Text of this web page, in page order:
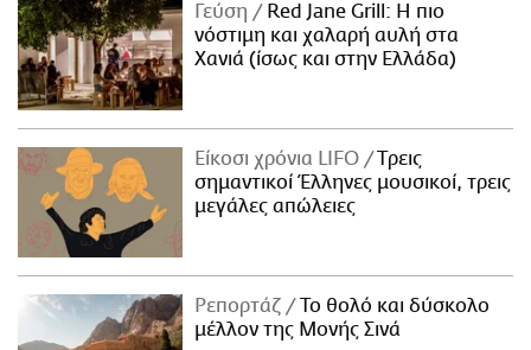
Γεύση
Red Jane Grill: Η πιο
νόστιμη και χαλαρή αυλή στα
Χανιά (ίσως και στην Ελλάδα)
Είκοσι χρόνια LIFO
Tρεις
σημαντικοί Έλληνες μουσικοί, τρεις
μεγάλες απώλειες
Ρεπορτάζ
Το θολό και δύσκολο
μέλλον της Μονής Σινά